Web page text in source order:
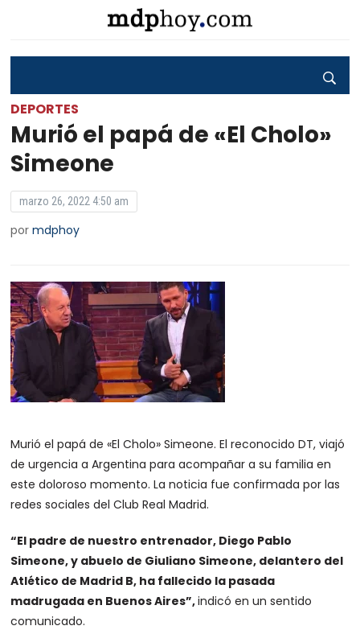
DEPORTES
Murió el papá de «El Cholo»
Simeone
marzo 26, 2022 4:50 am
pormdphoy
Murió el papá de «El Cholo» Simeone. El reconocido DT, viajó
de urgencia a Argentina para acompañar a su familia en
este doloroso momento. La noticia fue confirmada por las
redes sociales del Club Real Madrid.
“El padre de nuestro entrenador, Diego Pablo
Simeone, y abuelo de Giuliano Simeone, delantero del
Atlético de Madrid B, ha fallecido la pasada
madrugada en Buenos Aires”,indicó en un sentido
comunicado.